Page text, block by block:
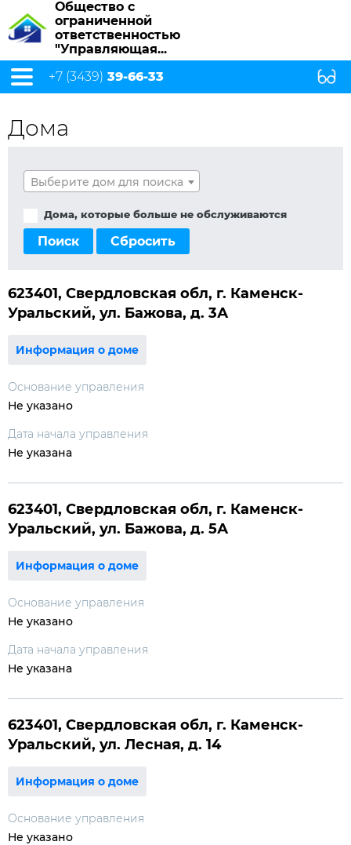
Общество с
ограниченной
ответственностью
"Управляющая...
+7 (3439) 39-66-33
Дома
Выберите дом для поиска
Дома, которые больше не обслуживаются
Поиск Сбросить
623401, Свердловская обл, г. Каменск-
Уральский, ул. Бажова, д. 3А
Информация о доме
Основание управления
Не указано
Дата начала управления
Не указана
623401, Свердловская обл, г. Каменск-
Уральский, ул. Бажова, д. 5А
Информация о доме
Основание управления
Не указано
Дата начала управления
Не указана
623401, Свердловская обл, г. Каменск-
Уральский, ул. Лесная, д. 14
Информация о доме
Основание управления
Не указано